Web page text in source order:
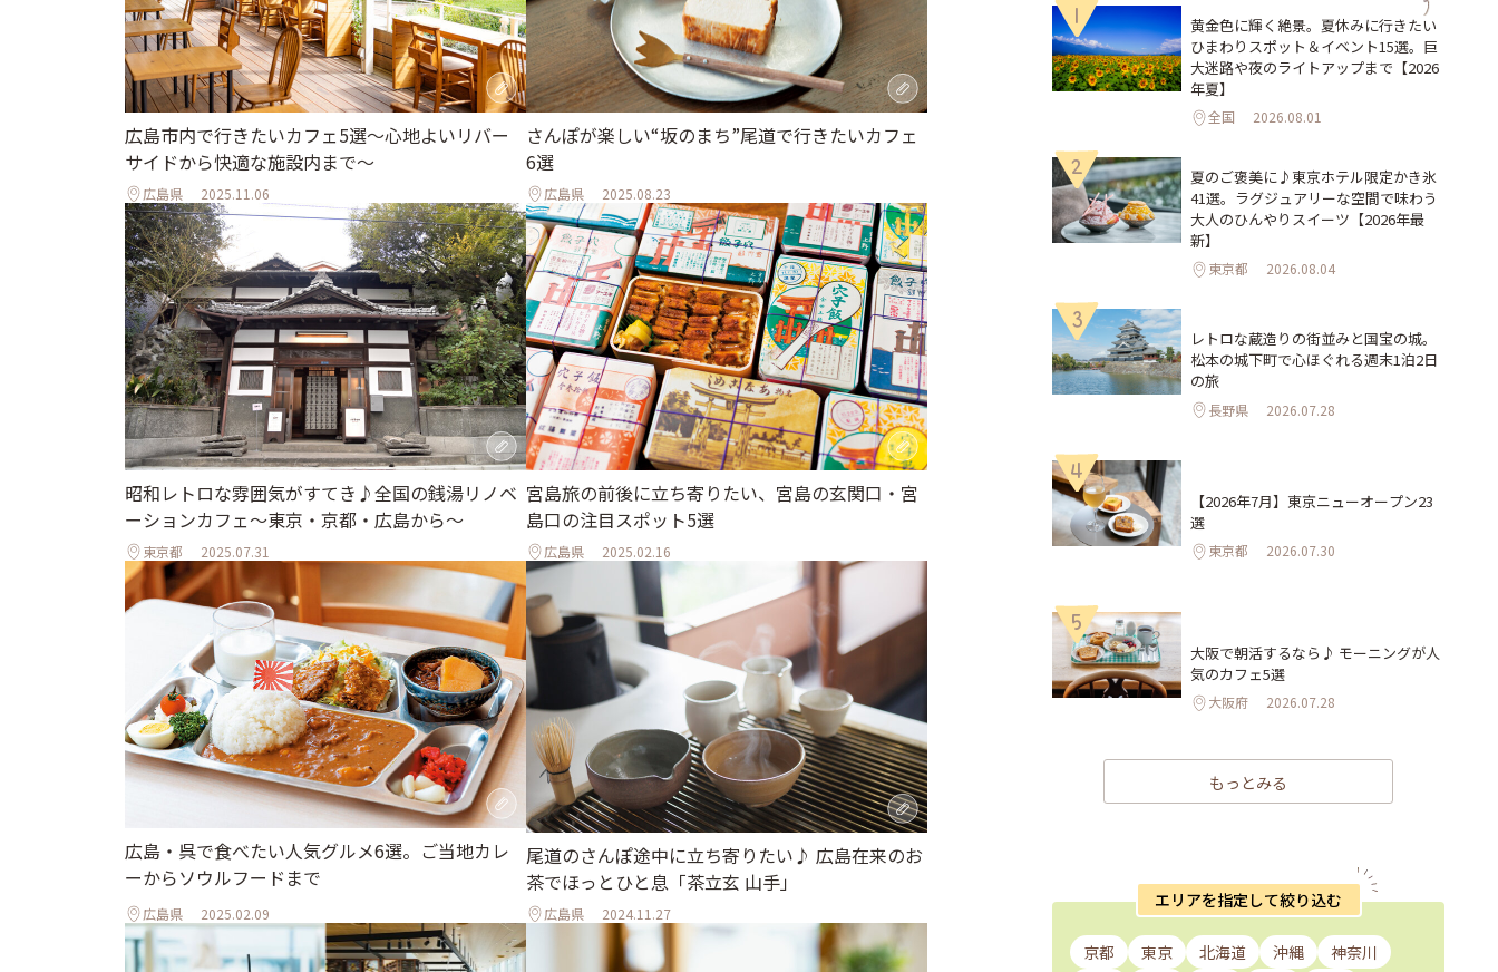
広島市内で行きたいカフェ5選〜心地よいリバー
サイドから快適な施設内まで〜
広島県 2025.11.06
さんぽが楽しい“坂のまち”尾道で行きたいカフェ
6選
広島県 2025.08.23
昭和レトロな雰囲気がすてき♪全国の銭湯リノベ
ーションカフェ〜東京・京都・広島から〜
東京都 2025.07.31
宮島旅の前後に立ち寄りたい、宮島の玄関口・宮
島口の注目スポット5選
広島県 2025.02.16
広島・呉で食べたい人気グルメ6選。ご当地カレ
ーからソウルフードまで
広島県 2025.02.09
尾道のさんぽ途中に立ち寄りたい♪ 広島在来のお
茶でほっとひと息「茶立玄 山手」
広島県 2024.11.27
1
黄金色に輝く絶景。夏休みに行きたい
ひまわりスポット＆イベント15選。巨
大迷路や夜のライトアップまで【2026
年夏】
全国 2026.08.01
2
夏のご褒美に♪東京ホテル限定かき氷
41選。ラグジュアリーな空間で味わう
大人のひんやりスイーツ【2026年最
新】
東京都 2026.08.04
3
レトロな蔵造りの街並みと国宝の城。
松本の城下町で心ほぐれる週末1泊2日
の旅
長野県 2026.07.28
4
【2026年7月】東京ニューオープン23
選
東京都 2026.07.30
5
大阪で朝活するなら♪ モーニングが人
気のカフェ5選
大阪府 2026.07.28
もっとみる
エリアを指定して絞り込む
京都 東京 北海道 沖縄
神奈川